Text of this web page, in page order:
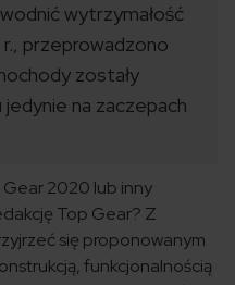
wytrzymałość
przeprowadzono
zostały
na zaczepach
2020 lub inny
Top Gear? Z
się proponowanym
funkcjonalnością